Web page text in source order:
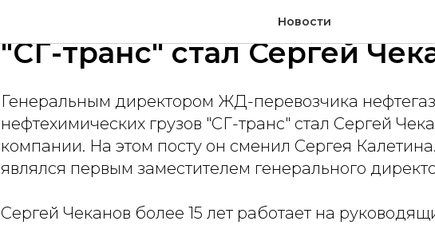
Новости
Генеральным директором
"СГ-транс" стал Сергей
Генеральным директором ЖД-перевозчика
нефтехимических грузов "СГ-транс" стал Сергей
компании. На этом посту он сменил Сергея
являлся первым заместителем генерального
Сергей Чеканов более 15 лет работает на